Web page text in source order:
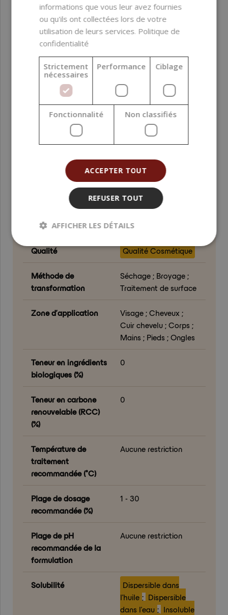
ingrédients issus
d’OGM ; silicones ;
Biodégradabilité Non applicable
Numéro CI
77019, 77891, 77742,
Couleur du produit
formulation
Phase de formulation
Phase huileuse ; Ajout
en fin de procédé
Pays d’origine Espagne
Qualité Qualité Cosmétique
Méthode de
transformation
Séchage ; Broyage ;
Traitement de surface
Zone d’application
Visage ; Cheveux ;
Cuir chevelu ; Corps ;
Mains ; Pieds ; Ongles
Teneur en ingrédients
biologiques (%)
0
Teneur en carbone
renouvelable (RCC)
(%)
0
Température de
traitement
recommandée (°C)
Aucune restriction
Plage de dosage
recommandée (%)
1 - 30
Plage de pH
recommandée de la
formulation
Aucune restriction
Solubilité
Dispersible dans
l’huile ; Dispersible
dans l’eau ; Insoluble
informations que vous leur avez fournies
ou qu'ils ont collectées lors de votre
utilisation de leurs services. Politique de
confidentialité
Strictement
nécessaires
Performance Ciblage
Fonctionnalité Non classifiés
ACCEPTER TOUT
REFUSER TOUT
AFFICHER LES DÉTAILS